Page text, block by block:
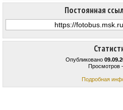
Опубликовано
Просмотров
Подробная
Постоянная